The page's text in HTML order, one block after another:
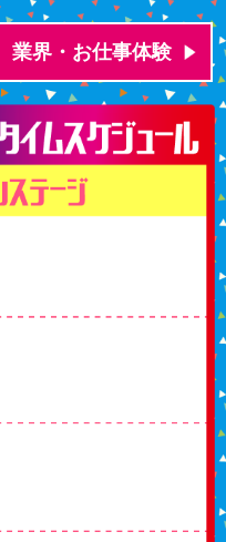
業界・お仕事体験